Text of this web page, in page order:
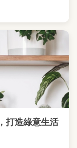
打造綠意生活